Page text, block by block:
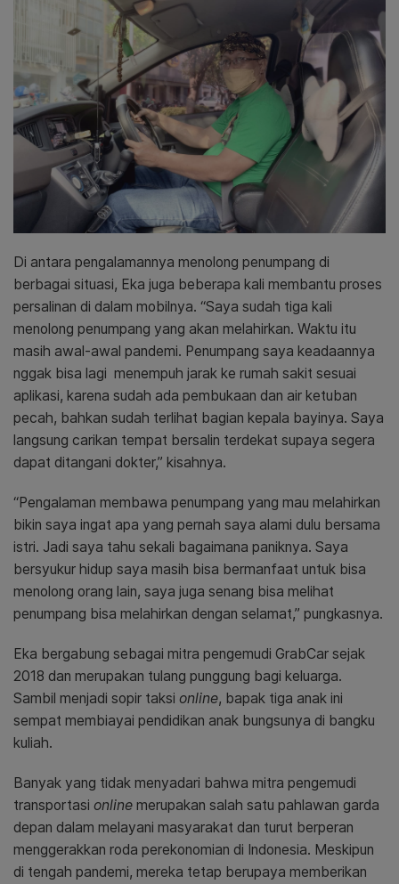
Di antara pengalamannya menolong penumpang di
berbagai situasi, Eka juga beberapa kali membantu proses
persalinan di dalam mobilnya. “Saya sudah tiga kali
menolong penumpang yang akan melahirkan. Waktu itu
masih awal-awal pandemi. Penumpang saya keadaannya
nggak bisa lagi menempuh jarak ke rumah sakit sesuai
aplikasi, karena sudah ada pembukaan dan air ketuban
pecah, bahkan sudah terlihat bagian kepala bayinya. Saya
langsung carikan tempat bersalin terdekat supaya segera
dapat ditangani dokter,” kisahnya.
“Pengalaman membawa penumpang yang mau melahirkan
bikin saya ingat apa yang pernah saya alami dulu bersama
istri. Jadi saya tahu sekali bagaimana paniknya. Saya
bersyukur hidup saya masih bisa bermanfaat untuk bisa
menolong orang lain, saya juga senang bisa melihat
penumpang bisa melahirkan dengan selamat,” pungkasnya.
Eka bergabung sebagai mitra pengemudi GrabCar sejak
2018 dan merupakan tulang punggung bagi keluarga.
Sambil menjadi sopir taksi online, bapak tiga anak ini
sempat membiayai pendidikan anak bungsunya di bangku
kuliah.
Banyak yang tidak menyadari bahwa mitra pengemudi
transportasi online merupakan salah satu pahlawan garda
depan dalam melayani masyarakat dan turut berperan
menggerakkan roda perekonomian di Indonesia. Meskipun
di tengah pandemi, mereka tetap berupaya memberikan